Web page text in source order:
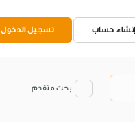
إنشاء حساب تسجيل الدخول
بحث متقدم